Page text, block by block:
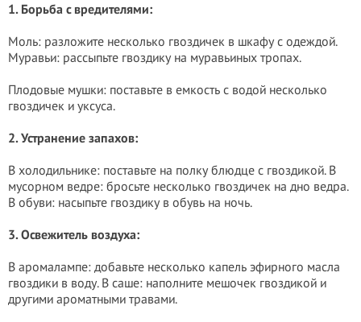
1. Борьба с вредителями:
Моль: разложите несколько гвоздичек в шкафу с одеждой.
Муравьи: рассыпьте гвоздику на муравьиных тропах.
Плодовые мушки: поставьте в емкость с водой несколько
гвоздичек и уксуса.
2. Устранение запахов:
В холодильнике: поставьте на полку блюдце с гвоздикой. В
мусорном ведре: бросьте несколько гвоздичек на дно ведра.
В обуви: насыпьте гвоздику в обувь на ночь.
3. Освежитель воздуха:
В аромалампе: добавьте несколько капель эфирного масла
гвоздики в воду. В саше: наполните мешочек гвоздикой и
другими ароматными травами.